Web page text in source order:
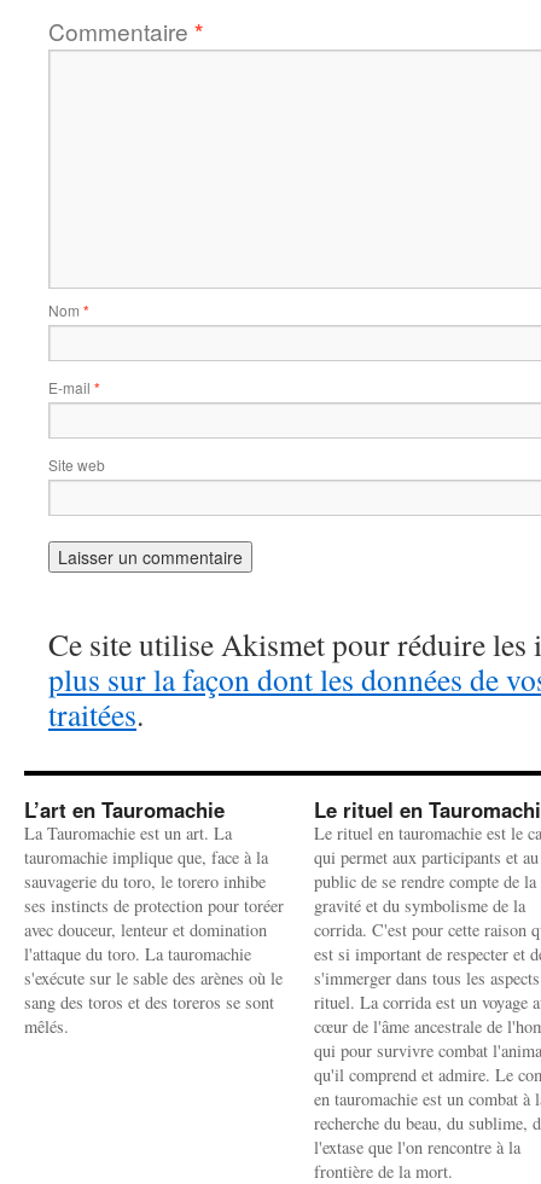
Commentaire *
Nom *
E-mail *
Site web
Ce site utilise Akismet pour réduire les
plus sur la façon dont les données de
traitées.
L’art en Tauromachie
La Tauromachie est un art. La
tauromachie implique que, face à la
sauvagerie du toro, le torero inhibe
ses instincts de protection pour toréer
avec douceur, lenteur et domination
l'attaque du toro. La tauromachie
s'exécute sur le sable des arènes où le
sang des toros et des toreros se sont
mêlés.
Le rituel en
Le rituel en tauromachie est le
qui permet aux participants et au
public de se rendre compte de la
gravité et du symbolisme de la
corrida. C'est pour cette raison
est si important de respecter et
s'immerger dans tous les
rituel. La corrida est un voyage
cœur de l'âme ancestrale de
qui pour survivre combat
qu'il comprend et admire. Le
en tauromachie est un combat à
recherche du beau, du sublime,
l'extase que l'on rencontre à la
frontière de la mort.